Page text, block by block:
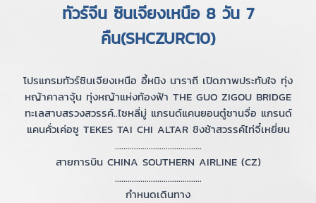
ทัวร์จีน ซินเจียงเหนือ 8 วัน 7
คืน(SHCZURC10)
โปรแกรมทัวร์ซินเจียงเหนือ อี้หนิง นาราถี เปิดภาพประทับใจ ทุ่ง
หญ้าคาลาจุ้น ทุ่งหญ้าแห่งท้องฟ้า THE GUO ZIGOU BRIDGE
ทะเลสาบสรวงสวรรค์..ไซหลี่มู่ แกรนด์แคนยอนตู๋ซานจื่อ แกรนด์
แคนคั่วเค่อซู TEKES TAI CHI ALTAR ชิงช้าสวรรค์ไท่จี๋เหยี่ยน
.........................................
สายการบิน CHINA SOUTHERN AIRLINE (CZ)
.........................................
กำหนดเดินทาง